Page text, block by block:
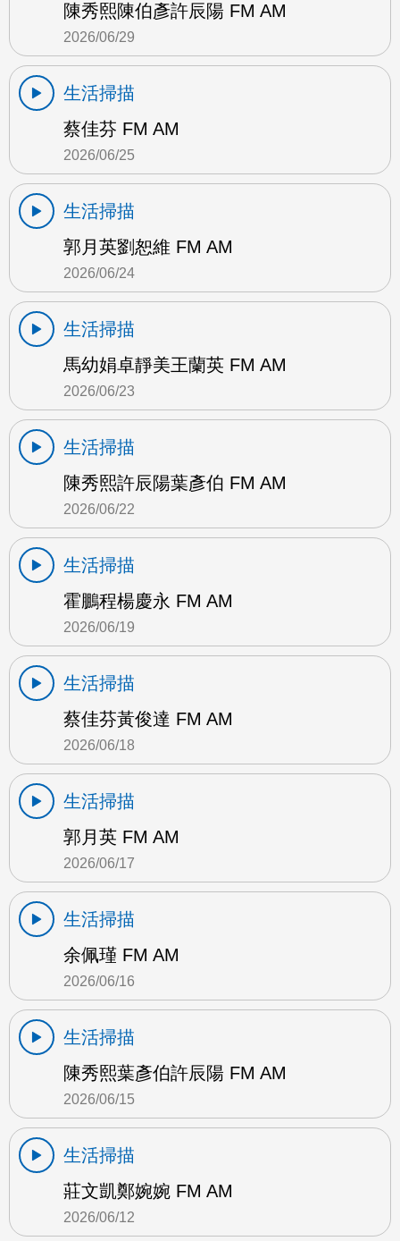
陳秀熙陳伯彥許辰陽 FM AM
2026/06/29
生活掃描
蔡佳芬 FM AM
2026/06/25
生活掃描
郭月英劉恕維 FM AM
2026/06/24
生活掃描
馬幼娟卓靜美王蘭英 FM AM
2026/06/23
生活掃描
陳秀熙許辰陽葉彥伯 FM AM
2026/06/22
生活掃描
霍鵬程楊慶永 FM AM
2026/06/19
生活掃描
蔡佳芬黃俊達 FM AM
2026/06/18
生活掃描
郭月英 FM AM
2026/06/17
生活掃描
余佩瑾 FM AM
2026/06/16
生活掃描
陳秀熙葉彥伯許辰陽 FM AM
2026/06/15
生活掃描
莊文凱鄭婉婉 FM AM
2026/06/12